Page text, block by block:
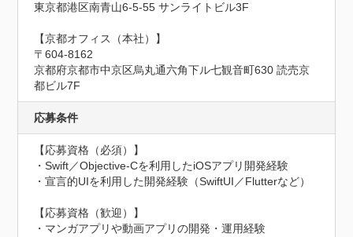
東京都港区南青山6-5-55 サンライトビル3F
【京都オフィス（本社）】
〒604-8162
京都府京都市中京区烏丸通六角下ル七観音町630 読売京
都ビル7F
応募条件
【応募資格（必須）】
・Swift／Objective-Cを利用したiOSアプリ開発経験
・宣言的UIを利用した開発経験（SwiftUI／Flutterなど）
【応募資格（歓迎）】
・マンガアプリや動画アプリの開発・運用経験